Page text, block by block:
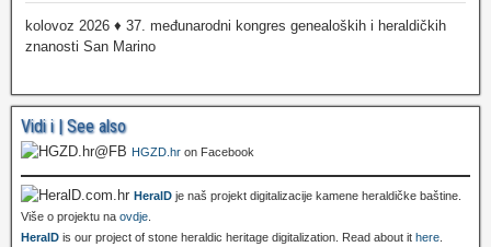
kolovoz 2026 ♦ 37. međunarodni kongres genealoških i heraldičkih
znanosti San Marino
Vidi i | See also
HGZD.hr on Facebook
HeralD je naš projekt digitalizacije kamene heraldičke baštine.
Više o projektu na ovdje
HeralD is our project of stone heraldic heritage digitalization. Read about it here